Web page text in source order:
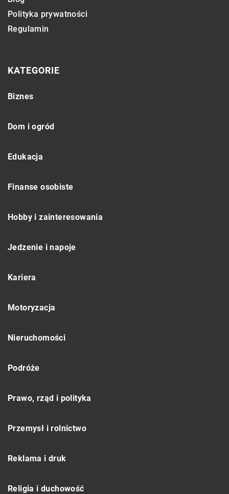
Polityka prywatności
Regulamin
KATEGORIE
Biznes
Dom i ogród
Edukacja
Finanse osobiste
Hobby i zainteresowania
Jedzenie i napoje
Kariera
Motoryzacja
Nieruchomości
Podróże
Prawo, rząd i polityka
Przemysł i rolnictwo
Reklama i druk
Religia i duchowość